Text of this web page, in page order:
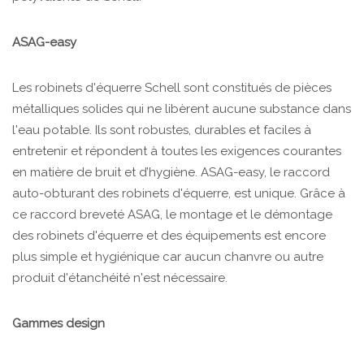
ASAG-easy
Les robinets d'équerre Schell sont constitués de pièces
métalliques solides qui ne libèrent aucune substance dans
l'eau potable. Ils sont robustes, durables et faciles à
entretenir et répondent à toutes les exigences courantes
en matière de bruit et d’hygiène. ASAG-easy, le raccord
auto-obturant des robinets d'équerre, est unique. Grâce à
ce raccord breveté ASAG, le montage et le démontage
des robinets d'équerre et des équipements est encore
plus simple et hygiénique car aucun chanvre ou autre
produit d'étanchéité n'est nécessaire.
Gammes design